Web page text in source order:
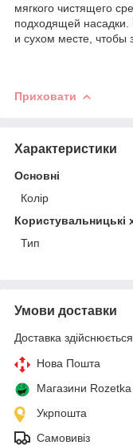
мягкого чистящего
подходящей насадки.
и сухом месте, чтобы
Приховати
Характеристики
Основні
Колір
Користувальницькі
Тип
Умови доставки
Доставка
Нова Пошта
Магазини Rozetka
Укрпошта
Самовивіз